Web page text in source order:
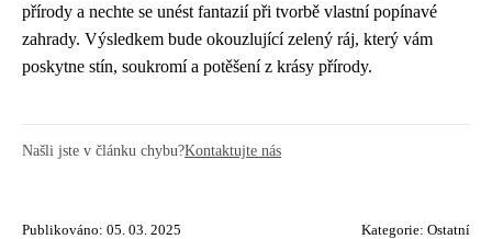
přírody a nechte se unést fantazií při tvorbě vlastní popínavé
zahrady. Výsledkem bude okouzlující zelený ráj, který vám
poskytne stín, soukromí a potěšení z krásy přírody.
Našli jste v článku chybu?Kontaktujte nás
Publikováno: 05. 03. 2025 Kategorie: Ostatní